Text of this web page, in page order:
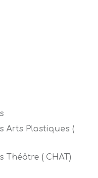
Arts Plastiques (
Théâtre ( CHAT)